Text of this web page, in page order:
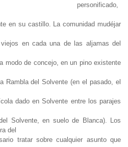
personificado,
en su castillo. La comunidad mudéjar
en cada una de las aljamas del
modo de concejo, en un pino existente
Rambla del Solvente (en el pasado, el
dado en Solvente entre los parajes
Solvente, en suelo de Blanca). Los
del
tratar sobre cualquier asunto que